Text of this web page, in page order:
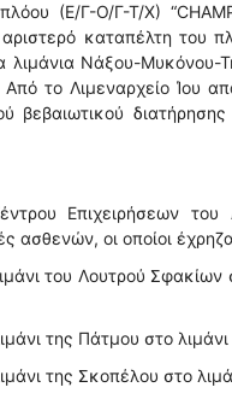
(Ε/Γ-Ο/Γ-Τ/Χ)
αριστερό καταπέλτη του
λιμάνια Νάξου-
το Λιμεναρχείο Ίου
βεβαιωτικού
Επιχειρήσεων του
ασθενών, οι οποίοι
του Λουτρού
της Πάτμου στο
της Σκοπέλου στο